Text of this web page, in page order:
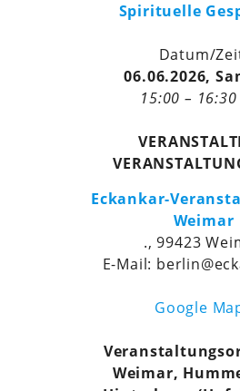
Spirituelle
Datum/
06.06.2026,
15:00 –
Eckankar-
Weimar
., 99423
E-Mail:
Google
Weimar,